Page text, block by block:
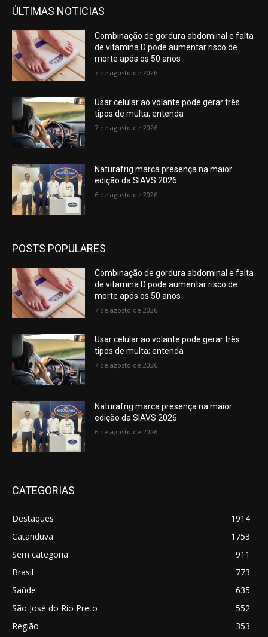
ÚLTIMAS NOTICIAS
Combinação de gordura abdominal e falta
de vitamina D pode aumentar risco de
morte após os 50 anos
7 de agosto de 2026
Usar celular ao volante pode gerar três
tipos de multa; entenda
7 de agosto de 2026
Naturafrig marca presença na maior
edição da SIAVS 2026
6 de agosto de 2026
POSTS POPULARES
Combinação de gordura abdominal e falta
de vitamina D pode aumentar risco de
morte após os 50 anos
7 de agosto de 2026
Usar celular ao volante pode gerar três
tipos de multa; entenda
7 de agosto de 2026
Naturafrig marca presença na maior
edição da SIAVS 2026
6 de agosto de 2026
CATEGORIAS
Destaques
1914
Catanduva
1753
Sem categoria
911
Brasil
773
Saúde
635
São José do Rio Preto
552
Região
353